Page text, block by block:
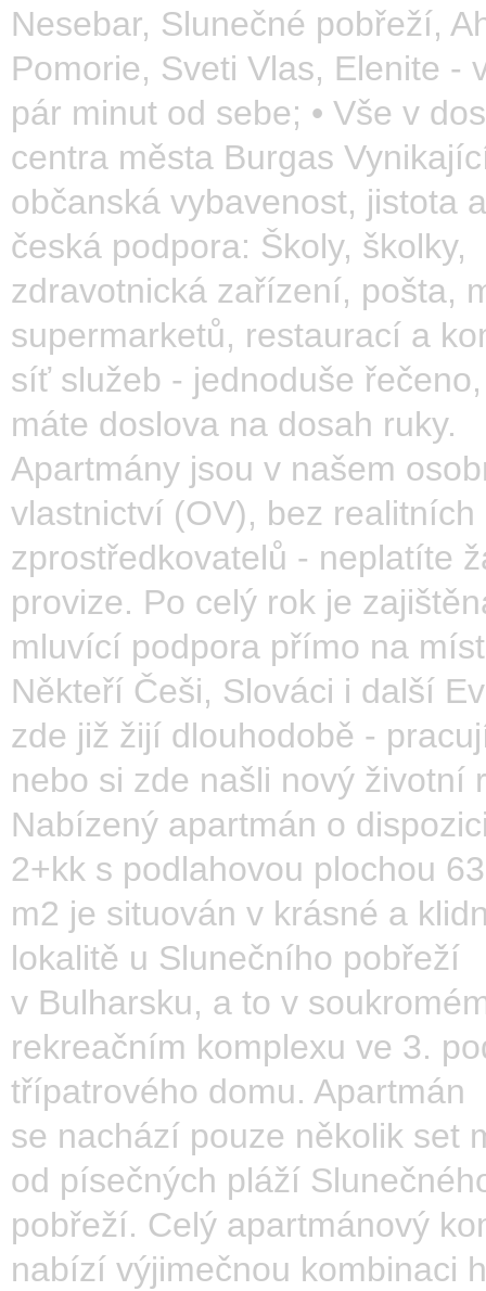
Nesebar, Slunečné pobřeží,
Pomorie, Sveti Vlas, Elenite -
pár minut od sebe; • Vše v
centra města Burgas
občanská vybavenost, jistota
česká podpora: Školy, školky,
zdravotnická zařízení, pošta,
supermarketů, restaurací a
síť služeb - jednoduše
máte doslova na dosah ruky.
Apartmány jsou v našem
vlastnictví (OV), bez realitních
zprostředkovatelů - neplatíte
provize. Po celý rok je
mluvící podpora přímo na
Někteří Češi, Slováci i další
zde již žijí dlouhodobě -
nebo si zde našli nový životní
Nabízený apartmán o
2+kk s podlahovou plochou 63
m2 je situován v krásné a
lokalitě u Slunečního pobřeží
v Bulharsku, a to v
rekreačním komplexu ve 3.
třípatrového domu. Apartmán
se nachází pouze několik set
od písečných pláží
pobřeží. Celý apartmánový
nabízí výjimečnou kombinaci